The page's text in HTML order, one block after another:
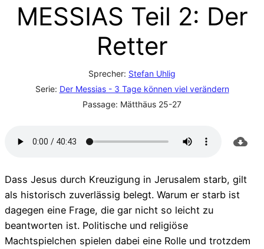
MESSIAS Teil 2: Der
Retter
Sprecher: Stefan Uhlig
Serie: Der Messias - 3 Tage können viel verändern
Passage: Mätthäus 25-27
Dass Jesus durch Kreuzigung in Jerusalem starb, gilt
als historisch zuverlässig belegt. Warum er starb ist
dagegen eine Frage, die gar nicht so leicht zu
beantworten ist. Politische und religiöse
Machtspielchen spielen dabei eine Rolle und trotzdem